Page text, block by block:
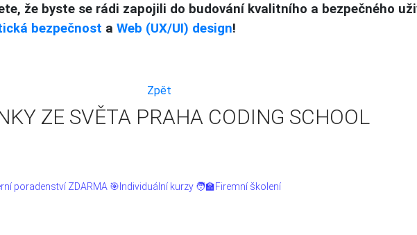
že byste se rádi zapojili do budování kvalitního a bezpečného
bezpečnost a Web (UX/UI) design!
Zpět
ZE SVĚTA PRAHA CODING SCHOOL
poradenství ZDARMA 🎯Individuální kurzy 🧑‍🏫Firemní školení